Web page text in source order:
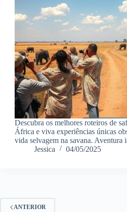
Descubra os melhores roteiros de
África e viva experiências únicas
vida selvagem na savana. Aventura
Jessica
04/05/2025
ANTERIOR